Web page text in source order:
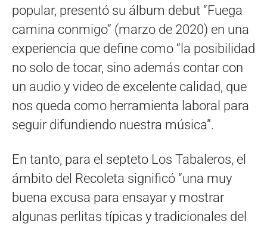
popular, presentó su álbum debut “Fuega
camina conmigo” (marzo de 2020) en una
experiencia que define como “la posibilidad
no solo de tocar, sino además contar con
un audio y video de excelente calidad, que
nos queda como herramienta laboral para
seguir difundiendo nuestra música”.
En tanto, para el septeto Los Tabaleros, el
ámbito del Recoleta significó “una muy
buena excusa para ensayar y mostrar
algunas perlitas típicas y tradicionales del